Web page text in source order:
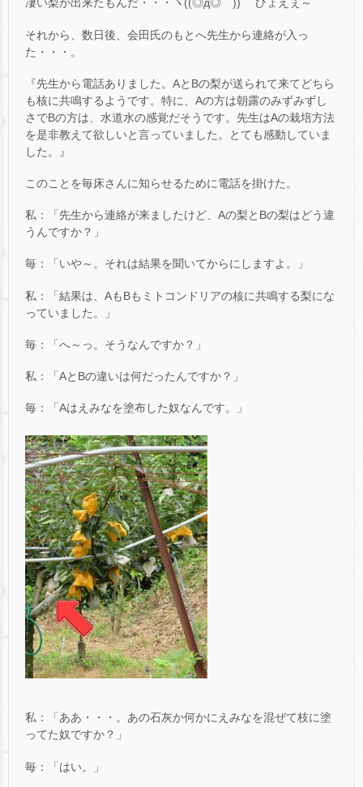
凄い梨が出来たもんだ・・・ヽ((◎д◎ ))ゝ ひょえぇ～
それから、数日後、会田氏のもとへ先生から連絡が入っ
た・・・。
『先生から電話ありました。AとBの梨が送られて来てどちら
も核に共鳴するようです。特に、Aの方は朝露のみずみずし
さでBの方は、水道水の感覚だそうです。先生はAの栽培方法
を是非教えて欲しいと言っていました。とても感動していま
した。』
このことを毎床さんに知らせるために電話を掛けた。
私：「先生から連絡が来ましたけど、Aの梨とBの梨はどう違
うんですか？」
毎：「いや～。それは結果を聞いてからにしますよ。」
私：「結果は、AもBもミトコンドリアの核に共鳴する梨にな
っていました。」
毎：「へ～っ。そうなんですか？」
私：「AとBの違いは何だったんですか？」
毎：「Aはえみなを塗布した奴なんです。」
私：「ああ・・・。あの石灰か何かにえみなを混ぜて枝に塗
ってた奴ですか？」
毎：「はい。」